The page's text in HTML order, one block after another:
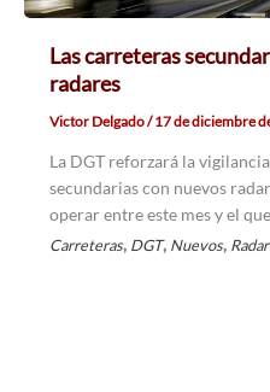
Las carreteras
radares
Victor Delgado/17 de diciembre
La DGT reforzará la
secundarias con nuevos
operar entre este mes y el
Carreteras, DGT, Nuevos,